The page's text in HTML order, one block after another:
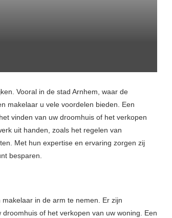
Vooral in de stad Arnhem, waar de
makelaar u vele voordelen bieden. Een
vinden van uw droomhuis of het verkopen
uit handen, zoals het regelen van
Met hun expertise en ervaring zorgen zij
besparen.
makelaar in de arm te nemen. Er zijn
of het verkopen van uw woning. Een